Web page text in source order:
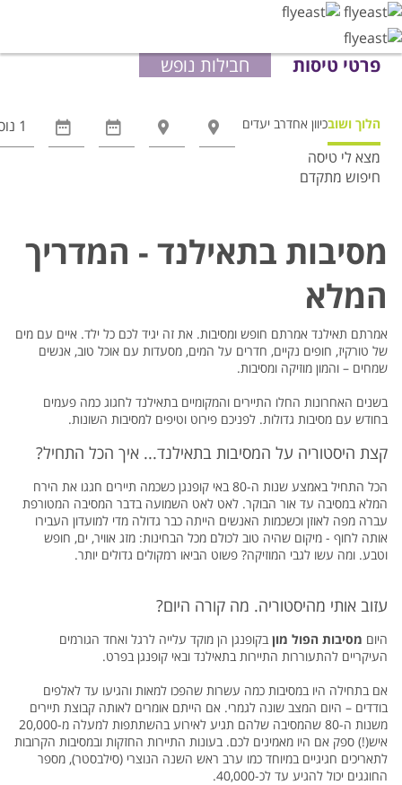
פרטי טיסות חבילות נופש
הלוך ושובכיוון אחדרב יעדים
מצא לי טיסה
חיפוש מתקדם
מוצגות
הכפתור
מסיבות בתאילנד - המדריך
המלא
אמרתם תאילנד אמרתם חופש ומסיבות. את זה יגיד לכם כל ילד. איים עם מים
של טורקיז, חופים נקיים, חדרים על המים, מסעדות עם אוכל טוב, אנשים
שמחים – והמון מוזיקה ומסיבות.
בשנים האחרונות החלו התיירים והמקומיים בתאילנד לחגוג כמה פעמים
בחודש עם מסיבות גדולות. לפניכם פירוט וטיפים למסיבות השונות.
קצת היסטוריה על המסיבות בתאילנד... איך הכל התחיל?
הכל התחיל באמצע שנות ה-80 באי קופנגן כשכמה תיירים חגגו את הירח
המלא במסיבה עד אור הבוקר. לאט לאט השמועה בדבר המסיבה המטורפת
עברה מפה לאוזן וכשכמות האנשים הייתה כבר גדולה מדי למועדון העבירו
אותה לחוף - מיקום שהיה טוב לכולם מכל הבחינות: מזג אוויר, ים, חופש
וטבע. ומה עשו לגבי המוזיקה? פשוט הביאו רמקולים גדולים יותר.
עזוב אותי מהיסטוריה. מה קורה היום?
היום מסיבות הפול מון בקופנגן הן מוקד עלייה לרגל ואחד הגורמים
העיקריים להתעוררות התיירות בתאילנד ובאי קופנגן בפרט.
אם בתחילה היו במסיבות כמה עשרות שהפכו למאות והגיעו עד לאלפים
בודדים – היום המצב שונה לגמרי. אם הייתם אומרים לאותה קבוצת תיירים
משנות ה-80 שהמסיבה שלהם תגיע לאירוע בהשתתפות למעלה מ-20,000
איש(!) ספק אם היו מאמינים לכם. בעונות התיירות החזקות ובמסיבות הקרובות
לתאריכים חגיגיים במיוחד כמו ערב ראש השנה הנוצרי (סילבסטר), מספר
החוגגים יכול להגיע עד לכ-40,000.